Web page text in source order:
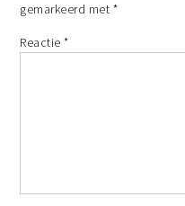
gemarkeerd met *
Reactie*